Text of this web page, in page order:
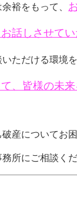
裕をもって、
話しさせて
ただける環境を
、皆様の未来
産についてお
所にご相談くだ